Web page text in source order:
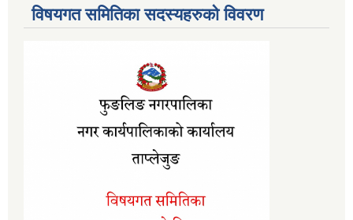
विषयगत समितिका सदस्यहरुको विवरण